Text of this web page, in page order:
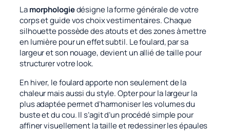
Lamorphologiedésigne la forme générale de votre
corps et guide vos choix vestimentaires. Chaque
silhouette possède des atouts et des zones à mettre
en lumière pour un effet subtil. Le foulard, par sa
largeur et son nouage, devient un allié de taille pour
structurer votre look.
En hiver, le foulard apporte non seulement de la
chaleur mais aussi du style. Opter pour la largeur la
plus adaptée permet d’harmoniser les volumes du
buste et du cou. Il s’agit d’un procédé simple pour
affiner visuellement la taille et redessiner les épaules